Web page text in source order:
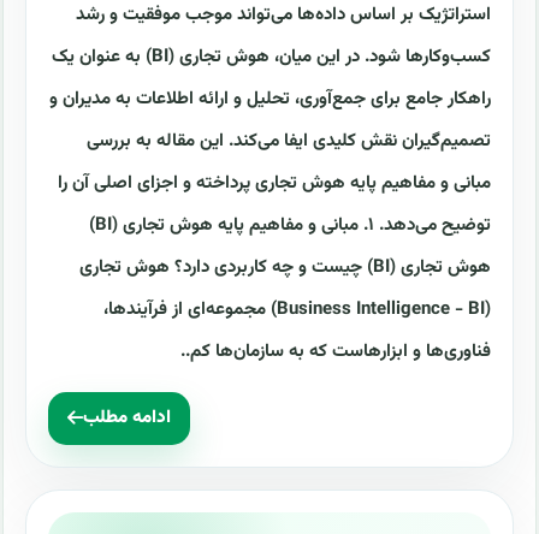
استراتژیک بر اساس داده‌ها می‌تواند موجب موفقیت و رشد
کسب‌وکارها شود. در این میان، هوش تجاری (BI) به عنوان یک
راهکار جامع برای جمع‌آوری، تحلیل و ارائه اطلاعات به مدیران و
تصمیم‌گیران نقش کلیدی ایفا می‌کند. این مقاله به بررسی
مبانی و مفاهیم پایه هوش تجاری پرداخته و اجزای اصلی آن را
توضیح می‌دهد. ۱. مبانی و مفاهیم پایه هوش تجاری (BI)
هوش تجاری (BI) چیست و چه کاربردی دارد؟ هوش تجاری
(Business Intelligence - BI) مجموعه‌ای از فرآیندها،
فناوری‌ها و ابزارهاست که به سازمان‌ها کم..
ادامه مطلب